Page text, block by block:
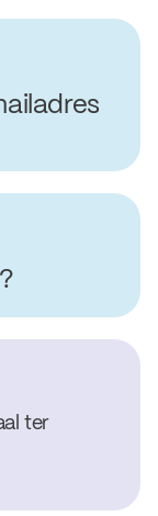
ter